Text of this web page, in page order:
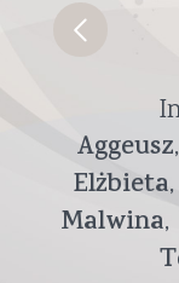
Aggeusz
Elżbieta
Malwina